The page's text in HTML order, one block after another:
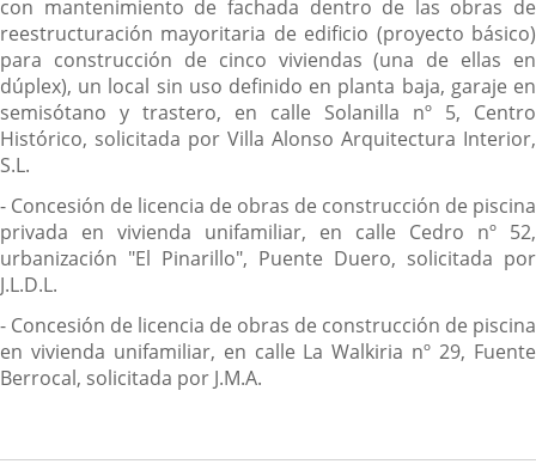
con mantenimiento de fachada dentro de las obras de
reestructuración mayoritaria de edificio (proyecto básico)
para construcción de cinco viviendas (una de ellas en
dúplex), un local sin uso definido en planta baja, garaje en
semisótano y trastero, en calle Solanilla nº 5, Centro
Histórico, solicitada por Villa Alonso Arquitectura Interior,
S.L.
- Concesión de licencia de obras de construcción de piscina
privada en vivienda unifamiliar, en calle Cedro nº 52,
urbanización "El Pinarillo", Puente Duero, solicitada por
J.L.D.L.
- Concesión de licencia de obras de construcción de piscina
en vivienda unifamiliar, en calle La Walkiria nº 29, Fuente
Berrocal, solicitada por J.M.A.